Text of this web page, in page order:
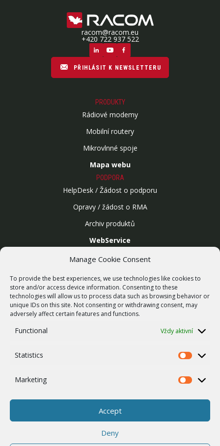
Manage Cookie Consent
To provide the best experiences, we use technologies like cookies to
store and/or access device information. Consenting to these
technologies will allow us to process data such as browsing behavior or
unique IDs on this site. Not consenting or withdrawing consent, may
adversely affect certain features and functions.
Functional Vždy aktivní
Statistics Statistics
Marketing Marketing
Accept
Deny
racom@racom.eu
+420 722 937 522
PŘIHLÁSIT K NEWSLETTERU
PRODUKTY
Rádiové modemy
Mobilní routery
Mikrovlnné spoje
Mapa webu
PODPORA
HelpDesk / Žádost o podporu
Opravy / žádost o RMA
Archiv produktů
WebService
Bezdrátové sítě
Zakázková výroba
Report zranitelnosti
O NÁS
Ostatní
Whistleblowing